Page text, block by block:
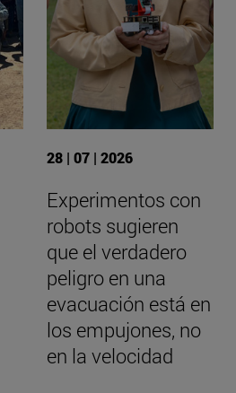
28 | 07 | 2026
Experimentos con
robots sugieren
que el verdadero
peligro en una
evacuación está en
los empujones, no
en la velocidad